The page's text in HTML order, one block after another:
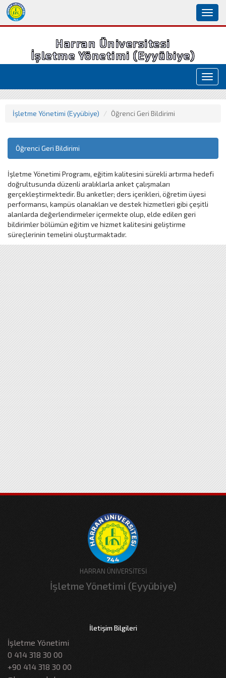
Harran Üniversitesi
İşletme Yönetimi (Eyyübiye)
İşletme Yönetimi (Eyyübiye) Öğrenci Geri Bildirimi
Öğrenci Geri Bildirimi
İşletme Yönetimi Programı, eğitim kalitesini sürekli artırma hedefi
doğrultusunda düzenli aralıklarla anket çalışmaları
gerçekleştirmektedir. Bu anketler; ders içerikleri, öğretim üyesi
performansı, kampüs olanakları ve destek hizmetleri gibi çeşitli
alanlarda değerlendirmeler içermekte olup, elde edilen geri
bildirimler bölümün eğitim ve hizmet kalitesini geliştirme
süreçlerinin temelini oluşturmaktadır.
HARRAN ÜNİVERSİTESİ
İşletme Yönetimi (Eyyübiye)
İletişim Bilgileri
İşletme Yönetimi
0 414 318 30 00
+90 414 318 30 00